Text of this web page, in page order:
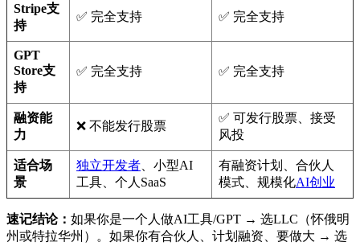
Stripe支
持
✅ 完全支持 ✅ 完全支持
GPT
Store支
持
✅ 完全支持 ✅ 完全支持
融资能
力
❌ 不能发行股票
✅ 可发行股票、接受
风投
适合场
景
独立开发者 、小型AI
工具、个人SaaS
有融资计划、合伙人
模式、规模化AI创业
速记结论： 如果你是一个人做AI工具/GPT → 选LLC（怀俄明
州或特拉华州）。如果你有合伙人、计划融资、要做大 → 选